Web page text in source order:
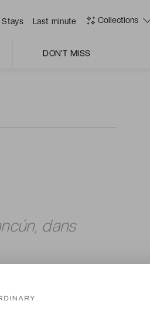
Last minute Collections
DON'T MISS
restaurants, spa
dans
mer des Caraïbes et le
l'un ouvert et profond,
C'est dans ce couloir de